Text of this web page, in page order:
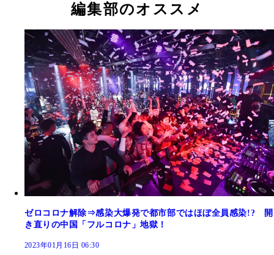
編集部のオススメ
ゼロコロナ解除⇒感染大爆発で都市部ではほぼ全員感染!? 開
き直りの中国「フルコロナ」地獄！
2023年01月16日 06:30